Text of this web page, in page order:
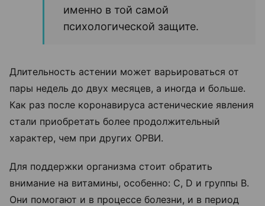
именно в той самой
психологической защите.
Длительность астении может варьироваться от
пары недель до двух месяцев, а иногда и больше.
Как раз после коронавируса астенические явления
стали приобретать более продолжительный
характер, чем при других ОРВИ.
Для поддержки организма стоит обратить
внимание на витамины, особенно: С, D и группы В.
Они помогают и в процессе болезни, и в период